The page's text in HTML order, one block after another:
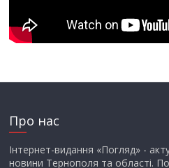
Про нас
Інтернет-видання «Погляд» -
новини Тернополя та області.